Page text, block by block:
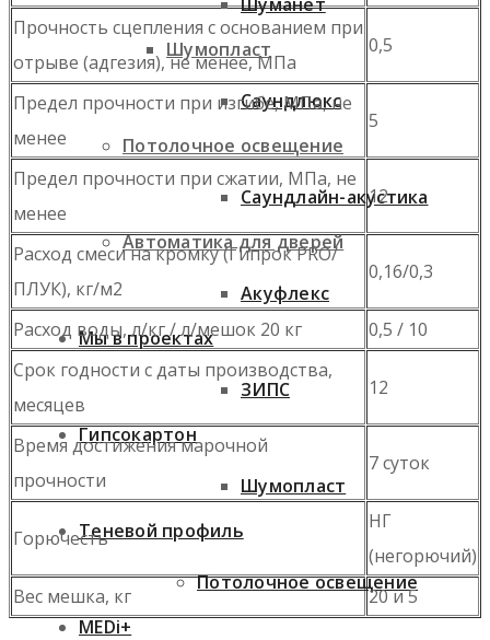
Шумопласт
Потолочное освещение
Автоматика для дверей
Мы в проектах
Гипсокартон
Теневой профиль
MEDi+
Саундлюкс
Саундлайн-акустика
Акуфлекс
ЗИПС
Шумопласт
Потолочное освещение
Прочность сцепления с основанием при
отрыве (адгезия), не менее, МПа
0,5
Предел прочности при изгибе, МПа, не
менее
5
Предел прочности при сжатии, МПа, не
менее
12
Расход смеси на кромку (Гипрок PRO/
ПЛУК), кг/м2
0,16/0,3
Расход воды, л/кг / л/мешок 20 кг
0,5 / 10
Срок годности с даты производства,
месяцев
12
Время достижения марочной
прочности
7 суток
Горючесть
НГ
(негорючий)
Вес мешка, кг
20 и 5